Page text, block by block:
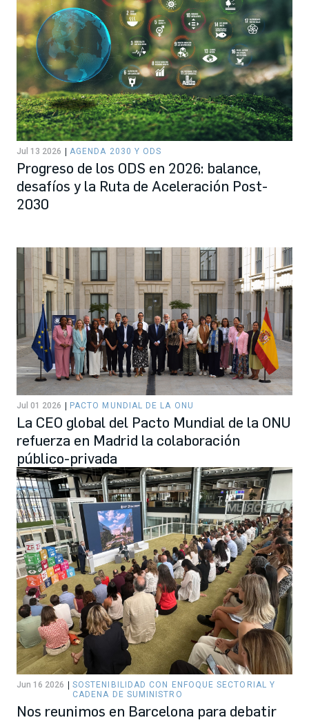
Jul 13 2026 AGENDA 2030 Y ODS
Progreso de los ODS en 2026: balance,
desafíos y la Ruta de Aceleración Post-
2030
Jul 01 2026 PACTO MUNDIAL DE LA ONU
La CEO global del Pacto Mundial de la ONU
refuerza en Madrid la colaboración
público-privada
Jun 16 2026
SOSTENIBILIDAD CON ENFOQUE SECTORIAL Y
CADENA DE SUMINISTRO
Nos reunimos en Barcelona para debatir